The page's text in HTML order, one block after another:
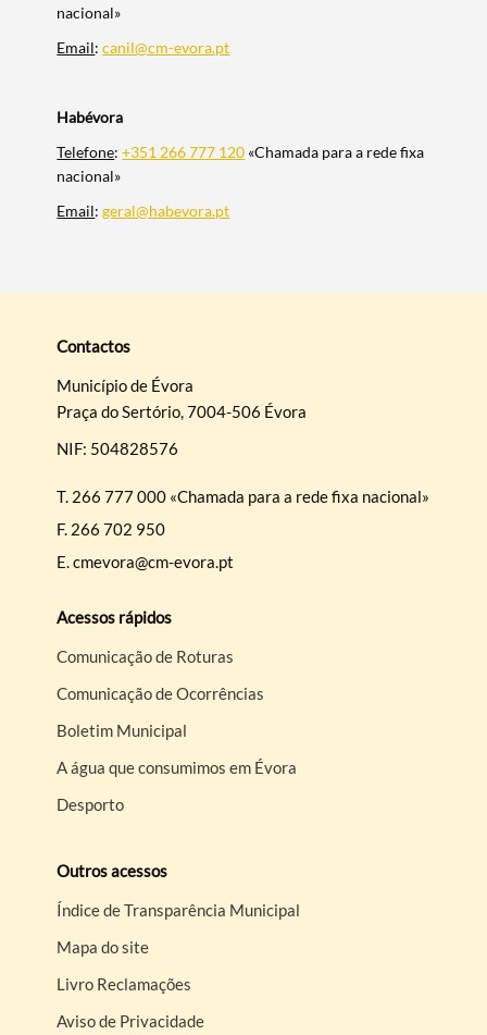
nacional»
Email:canil@cm-evora.pt
Habévora
Telefone:+351 266 777 120 «Chamada para a rede fixa
nacional»
Email:geral@habevora.pt
Contactos
Município de Évora
Praça do Sertório, 7004-506 Évora
NIF: 504828576
T. 266 777 000 «Chamada para a rede fixa nacional»
F. 266 702 950
E.cmevora@cm-evora.pt
Acessos rápidos
Comunicação de Roturas
Comunicação de Ocorrências
Boletim Municipal
A água que consumimos em Évora
Desporto
Outros acessos
Índice de Transparência Municipal
Mapa do site
Livro Reclamações
Aviso de Privacidade